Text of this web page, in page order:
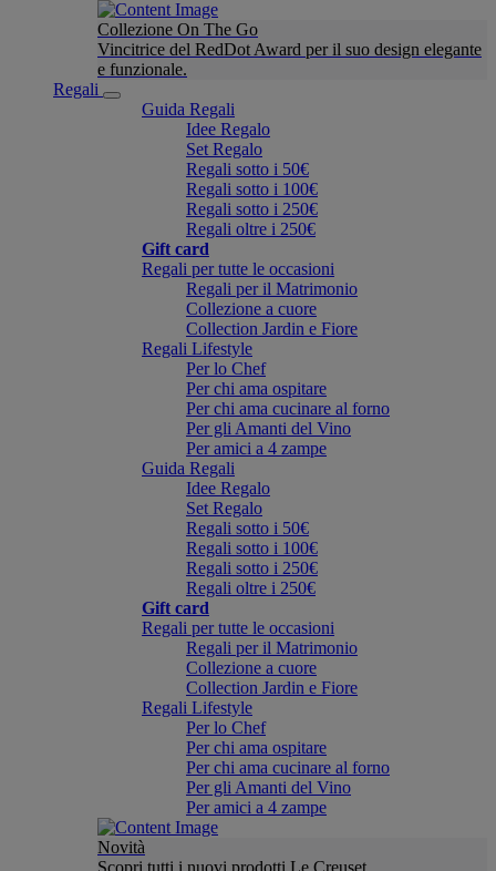
Collezione On The Go
Vincitrice del RedDot Award per il suo design elegante
e funzionale.
Regali
Guida Regali
Idee Regalo
Set Regalo
Regali sotto i 50€
Regali sotto i 100€
Regali sotto i 250€
Regali oltre i 250€
Gift card
Regali per tutte le occasioni
Regali per il Matrimonio
Collezione a cuore
Collection Jardin e Fiore
Regali Lifestyle
Per lo Chef
Per chi ama ospitare
Per chi ama cucinare al forno
Per gli Amanti del Vino
Per amici a 4 zampe
Guida Regali
Idee Regalo
Set Regalo
Regali sotto i 50€
Regali sotto i 100€
Regali sotto i 250€
Regali oltre i 250€
Gift card
Regali per tutte le occasioni
Regali per il Matrimonio
Collezione a cuore
Collection Jardin e Fiore
Regali Lifestyle
Per lo Chef
Per chi ama ospitare
Per chi ama cucinare al forno
Per gli Amanti del Vino
Per amici a 4 zampe
Novità
Scopri tutti i nuovi prodotti Le Creuset